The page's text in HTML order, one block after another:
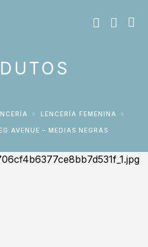
LENCERÍA FEMENINA
LEG AVENUE – MEDIAS NEGRAS